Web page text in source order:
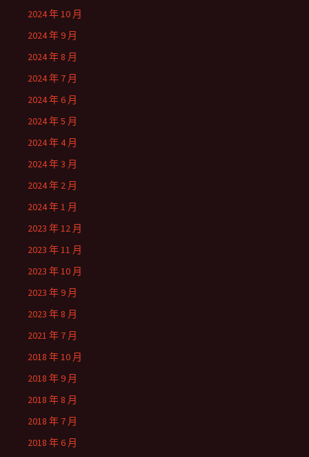
2024 年 10 月
2024 年 9 月
2024 年 8 月
2024 年 7 月
2024 年 6 月
2024 年 5 月
2024 年 4 月
2024 年 3 月
2024 年 2 月
2024 年 1 月
2023 年 12 月
2023 年 11 月
2023 年 10 月
2023 年 9 月
2023 年 8 月
2021 年 7 月
2018 年 10 月
2018 年 9 月
2018 年 8 月
2018 年 7 月
2018 年 6 月